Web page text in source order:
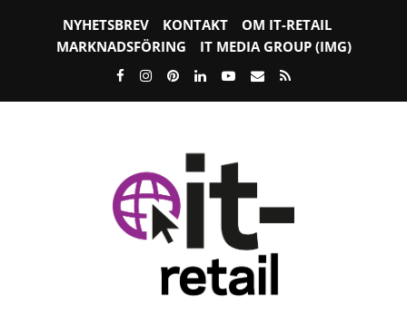
NYHETSBREV KONTAKT
OM IT-RETAIL
MARKNADSFÖRING
IT MEDIA GROUP (IMG)